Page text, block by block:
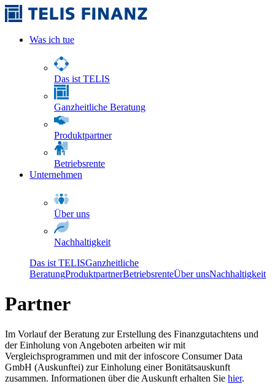
Was ich tue
Das ist TELIS
Ganzheitliche Beratung
Produktpartner
Betriebsrente
Unternehmen
Über uns
Nachhaltigkeit
Das ist TELISGanzheitliche
BeratungProduktpartnerBetriebsrenteÜber unsNachhaltigkeit
Partner
Im Vorlauf der Beratung zur Erstellung des Finanzgutachtens und
der Einholung von Angeboten arbeiten wir mit
Vergleichsprogrammen und mit der infoscore Consumer Data
GmbH (Auskunftei) zur Einholung einer Bonitätsauskunft
zusammen. Informationen über die Auskunft erhalten Sie hier.